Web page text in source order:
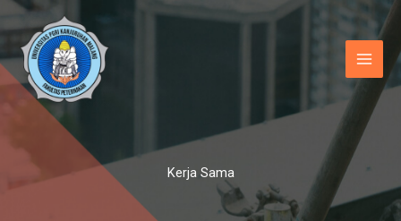
Lewati
ke
konten
Kerja Sama